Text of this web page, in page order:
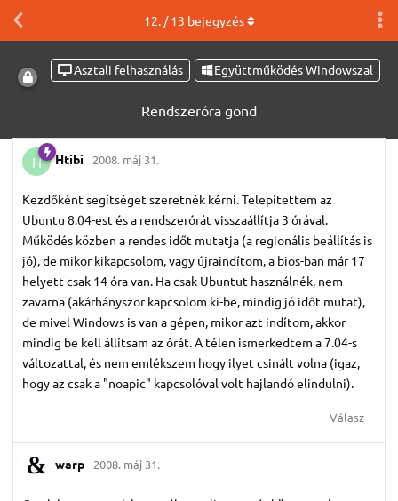
Asztali felhasználás Együttműködés Windowszal
Rendszeróra gond
12. /13 bejegyzés
H Htibi 2008. máj 31.
Kezdőként segítséget szeretnék kérni. Telepítettem az
Ubuntu 8.04-est és a rendszerórát visszaállítja 3 órával.
Működés közben a rendes időt mutatja (a regionális beállítás is
jó), de mikor kikapcsolom, vagy újraindítom, a bios-ban már 17
helyett csak 14 óra van. Ha csak Ubuntut használnék, nem
zavarna (akárhányszor kapcsolom ki-be, mindig jó időt mutat),
de mivel Windows is van a gépen, mikor azt indítom, akkor
mindig be kell állítsam az órát. A télen ismerkedtem a 7.04-s
változattal, és nem emlékszem hogy ilyet csinált volna (igaz,
hogy az csak a "noapic" kapcsolóval volt hajlandó elindulni).
Válasz
warp 2008. máj 31.